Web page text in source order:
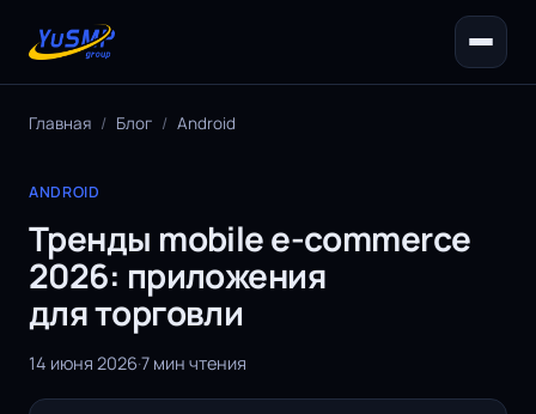
Главная / Блог / Android
ANDROID
Тренды mobile e-commerce
2026: приложения
для торговли
14 июня 2026·7 мин чтения